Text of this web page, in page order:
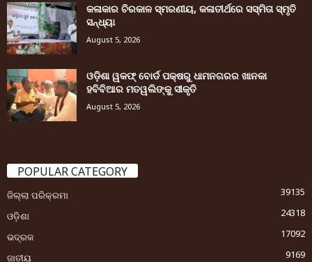
କଳାକାର ଚିରକାଳ ସ୍ମରଣୀୟ, କଳାତୀର୍ଥରେ ସସ୍ମିତା ସ୍ମୃତି
ସନ୍ଧ୍ୟା
August 5, 2026
ଓଡ଼ିଶା ୱକଫ୍ ବୋର୍ଡ ପକ୍ଷରୁ ଧାମନଗରର ଖାନକା
ହବିବିଆର ମତୱଲିଙ୍କୁ ସୀକୃତି
August 5, 2026
POPULAR CATEGORY
ଜିଲ୍ଲା ପରିକ୍ରମା
39135
ଓଡ଼ିଶା
24318
ଭଦ୍ରକ
17092
ଜାତୀୟ
9169